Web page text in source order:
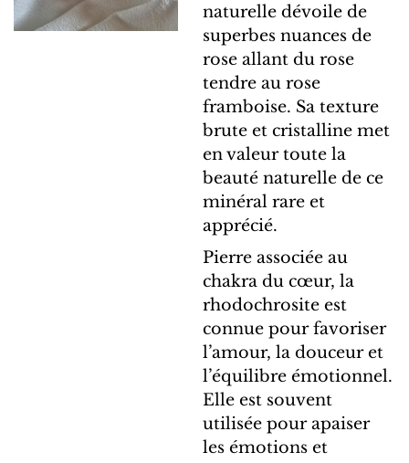
naturelle dévoile de
superbes nuances de
rose allant du rose
tendre au rose
framboise. Sa texture
brute et cristalline met
en valeur toute la
beauté naturelle de ce
minéral rare et
apprécié.
Pierre associée au
chakra du cœur, la
rhodochrosite est
connue pour favoriser
l’amour, la douceur et
l’équilibre émotionnel.
Elle est souvent
utilisée pour apaiser
les émotions et